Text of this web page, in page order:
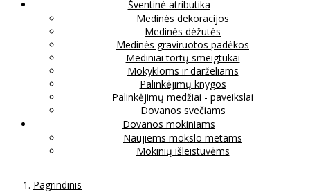
Šventinė atributika
Medinės dekoracijos
Medinės dėžutės
Medinės graviruotos padėkos
Mediniai tortų smeigtukai
Mokykloms ir darželiams
Palinkėjimų knygos
Palinkėjimų medžiai - paveikslai
Dovanos svečiams
Dovanos mokiniams
Naujiems mokslo metams
Mokinių išleistuvėms
Pagrindinis